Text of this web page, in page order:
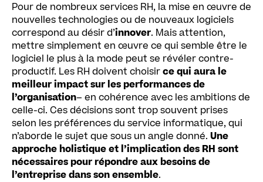
Pour de nombreux services RH, la mise en œuvre de
nouvelles technologies ou de nouveaux logiciels
correspond au désir d’innover. Mais attention,
mettre simplement en œuvre ce qui semble être le
logiciel le plus à la mode peut se révéler contre-
productif. Les RH doivent choisirce qui aura le
meilleur impact sur les performances de
l’organisation– en cohérence avec les ambitions de
celle-ci. Ces décisions sont trop souvent prises
selon les préférences du service informatique, qui
n’aborde le sujet que sous un angle donné. Une
approche holistique et l’implication des RH sont
nécessaires pour répondre aux besoins de
l’entreprise dans son ensemble.